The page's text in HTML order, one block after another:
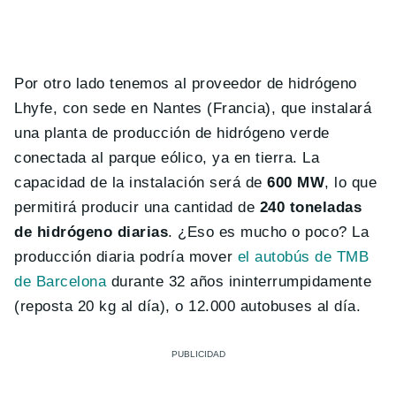
Por otro lado tenemos al proveedor de hidrógeno
Lhyfe, con sede en Nantes (Francia), que instalará
una planta de producción de hidrógeno verde
conectada al parque eólico, ya en tierra. La
capacidad de la instalación será de600 MW, lo que
permitirá producir una cantidad de 240 toneladas
de hidrógeno diarias. ¿Eso es mucho o poco? La
producción diaria podría mover el autobús de TMB
de Barcelona durante 32 años ininterrumpidamente
(reposta 20 kg al día), o 12.000 autobuses al día.